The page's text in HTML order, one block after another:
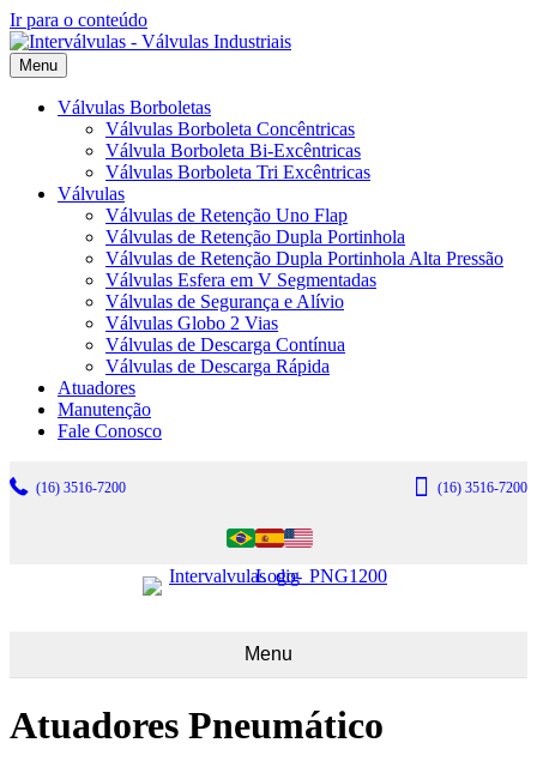
Ir para o conteúdo
Menu
Válvulas Borboletas
Válvulas Borboleta Concêntricas
Válvula Borboleta Bi-Excêntricas
Válvulas Borboleta Tri Excêntricas
Válvulas
Válvulas de Retenção Uno Flap
Válvulas de Retenção Dupla Portinhola
Válvulas de Retenção Dupla Portinhola Alta Pressão
Válvulas Esfera em V Segmentadas
Válvulas de Segurança e Alívio
Válvulas Globo 2 Vias
Válvulas de Descarga Contínua
Válvulas de Descarga Rápida
Atuadores
Manutenção
Fale Conosco
(16) 3516-7200 (16) 3516-7200
Menu
Atuadores Pneumático